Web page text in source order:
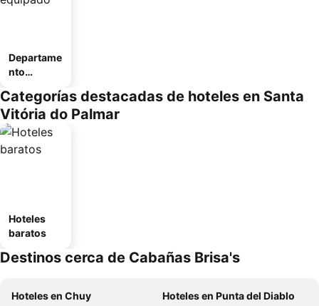
Departame
nto
Categorías destacadas de hoteles en Santa
Vitória do Palmar
Hoteles
baratos
Destinos cerca de Cabañas Brisa's
Hoteles en Chuy
Hoteles en Punta del Diablo